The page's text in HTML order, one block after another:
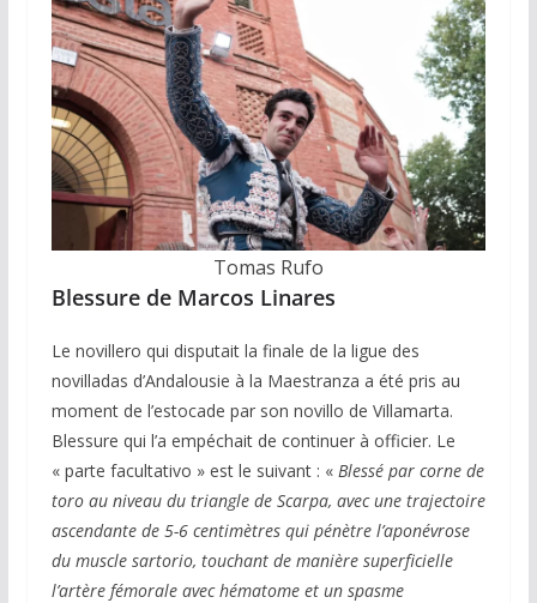
Tomas Rufo
Blessure de Marcos Linares
Le novillero qui disputait la finale de la ligue des
novilladas d’Andalousie à la Maestranza a été pris au
moment de l’estocade par son novillo de Villamarta.
Blessure qui l’a empéchait de continuer à officier. Le
« parte facultativo » est le suivant : « Blessé par corne de
toro au niveau du triangle de Scarpa, avec une trajectoire
ascendante de 5-6 centimètres qui pénètre l’aponévrose
du muscle sartorio, touchant de manière superficielle
l’artère fémorale avec hématome et un spasme